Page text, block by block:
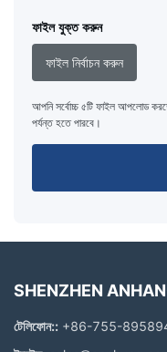
ফাইল যুক্ত করুন
ফাইল নির্বাচন করুন
আপনি সর্বোচ্চ ৫টি ফাইল আপলোড
পর্যন্ত হতে পারবে।
SHENZHEN
টেলিফোন:: +86-755-